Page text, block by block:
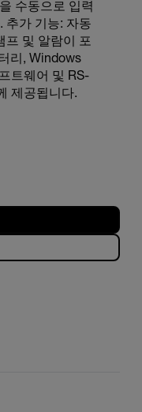
수동으로 입력
추가 기능: 자동
프 및 알람이 포
리, Windows
트웨어 및 RS-
제공됩니다.